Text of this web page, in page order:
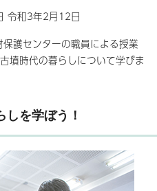
令和3年2月12日
護センターの職員による授業
墳時代の暮らしについて学びま
を学ぼう！